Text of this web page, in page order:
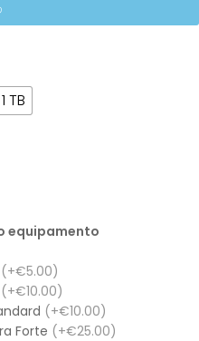
1 TB
equipamento
(+€5.00)
(+€10.00)
(+€10.00)
Forte (+€25.00)